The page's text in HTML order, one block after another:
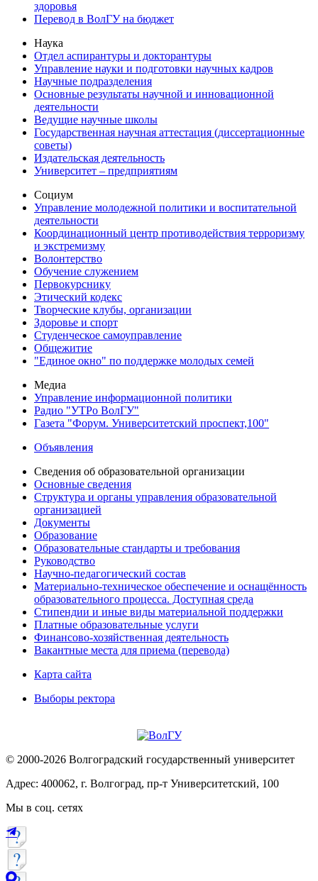
здоровья
Перевод в ВолГУ на бюджет
Наука
Отдел аспирантуры и докторантуры
Управление науки и подготовки научных кадров
Научные подразделения
Основные результаты научной и инновационной
деятельности
Ведущие научные школы
Государственная научная аттестация (диссертационные
советы)
Издательская деятельность
Университет – предприятиям
Социум
Управление молодежной политики и воспитательной
деятельности
Координационный центр противодействия терроризму
и экстремизму
Волонтерство
Обучение служением
Первокурснику
Этический кодекс
Творческие клубы, организации
Здоровье и спорт
Студенческое самоуправление
Общежитие
"Единое окно" по поддержке молодых семей
Медиа
Управление информационной политики
Радио "УТРо ВолГУ"
Газета "Форум. Университетский проспект,100"
Объявления
Сведения об образовательной организации
Основные сведения
Структура и органы управления образовательной
организацией
Документы
Образование
Образовательные стандарты и требования
Руководство
Научно-педагогический состав
Материально-техническое обеспечение и оснащённость
образовательного процесса. Доступная среда
Стипендии и иные виды материальной поддержки
Платные образовательные услуги
Финансово-хозяйственная деятельность
Вакантные места для приема (перевода)
Карта сайта
Выборы ректора
© 2000-2026 Волгоградский государственный университет
Адрес: 400062, г. Волгоград, пр-т Университетский, 100
Мы в соц. сетях